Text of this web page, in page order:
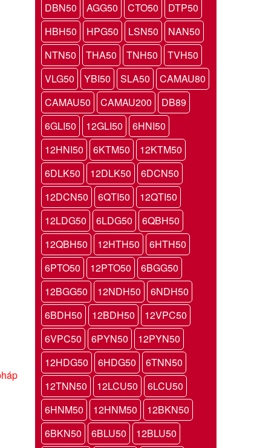
DBN50
AGG50 CTO50
DTP50
HBH50
HPG50 LSN50
NAN50
NTN50
THA50 TNH50
TVH50
VLG50
YBI50 SLA50
CAMAU80
CAMAU50
CAMAU200
DB89
6GLI50
12GLI50
6HNI50
12HNI50
6KTM50
12KTM50
6DLK50
12DLK50
6DCN50
12DCN50
6QTI50
12QTI50
12LDG50
6LDG50
6QBH50
12QBH50
12HTH50
6HTH50
6PTO50
12PTO50
6BGG50
12BGG50
12NDH50
6NDH50
6BDH50
12BDH50
12VPC50
6VPC50
6PYN50
12PYN50
12HDG50
6HDG50
6TNN50
12TNN50
12LCU50
6LCU50
6HNM50
12HNM50
12BKN50
6BKN50
6BLU50
12BLU50